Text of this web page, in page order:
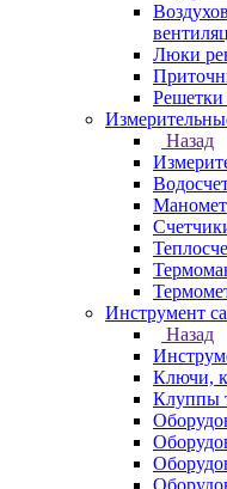
Люки
Назад
Инструмент
Назад
Ключи,
Клуппы